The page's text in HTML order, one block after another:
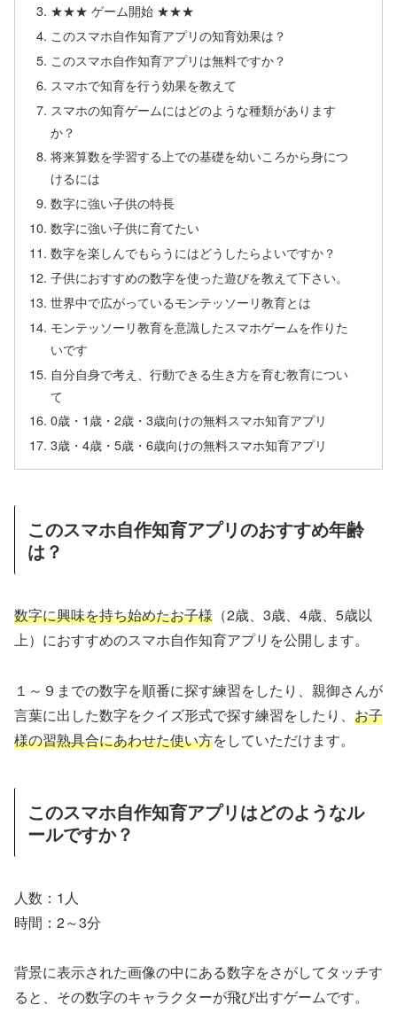
★★★ ゲーム開始 ★★★
このスマホ自作知育アプリの知育効果は？
このスマホ自作知育アプリは無料ですか？
スマホで知育を行う効果を教えて
スマホの知育ゲームにはどのような種類があります
か？
将来算数を学習する上での基礎を幼いころから身につ
けるには
数字に強い子供の特長
数字に強い子供に育てたい
数字を楽しんでもらうにはどうしたらよいですか？
子供におすすめの数字を使った遊びを教えて下さい。
世界中で広がっているモンテッソーリ教育とは
モンテッソーリ教育を意識したスマホゲームを作りた
いです
自分自身で考え、行動できる生き方を育む教育につい
て
0歳・1歳・2歳・3歳向けの無料スマホ知育アプリ
3歳・4歳・5歳・6歳向けの無料スマホ知育アプリ
このスマホ自作知育アプリのおすすめ年齢
は？
数字に興味を持ち始めたお子様 （2歳、3歳、4歳、5歳以
上）におすすめのスマホ自作知育アプリを公開します。
１～９までの数字を順番に探す練習をしたり、親御さんが
言葉に出した数字をクイズ形式で探す練習をしたり、 お子
様の習熟具合にあわせた使い方をしていただけます。
このスマホ自作知育アプリはどのようなル
ールですか？
人数：1人
時間：2～3分
背景に表示された画像の中にある数字をさがしてタッチす
ると、その数字のキャラクターが飛び出すゲームです。